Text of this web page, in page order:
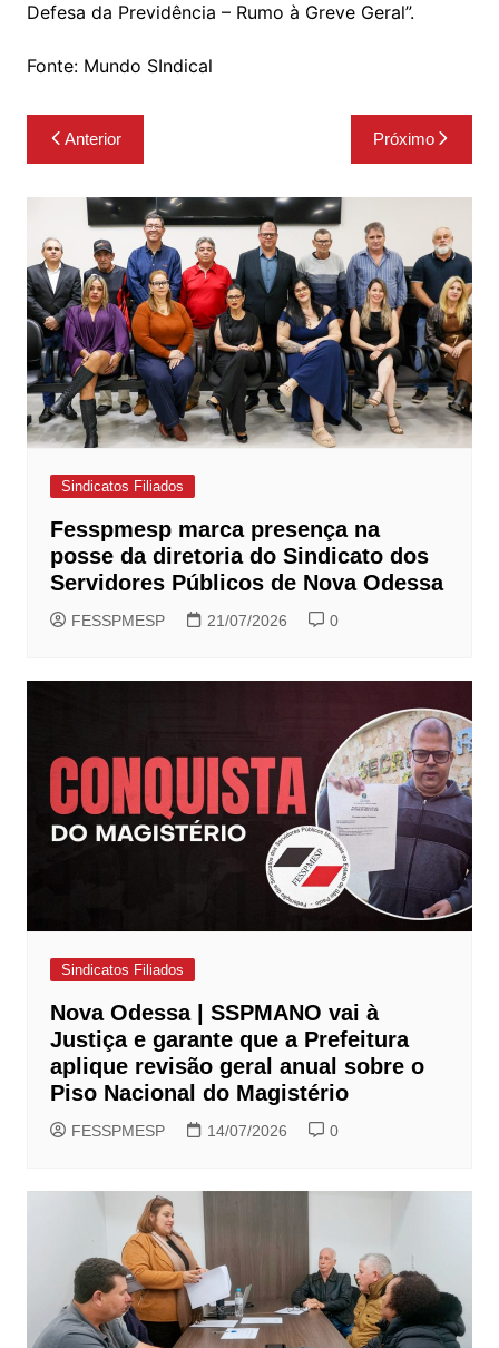
Defesa da Previdência – Rumo à Greve Geral”.
Fonte: Mundo SIndical
Navegação
de
Post
Anterior Próximo
Sindicatos Filiados
Fesspmesp marca presença na
posse da diretoria do Sindicato dos
Servidores Públicos de Nova Odessa
FESSPMESP 21/07/2026 0
Sindicatos Filiados
Nova Odessa | SSPMANO vai à
Justiça e garante que a Prefeitura
aplique revisão geral anual sobre o
Piso Nacional do Magistério
FESSPMESP 14/07/2026 0